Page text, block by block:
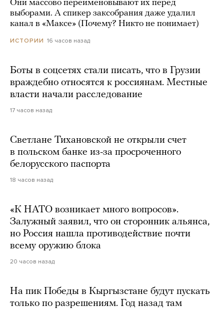
Они массово переименовывают их перед
выборами. А спикер заксобрания даже удалил
канал в «Максе» (Почему? Никто не понимает)
ИСТОРИИ 16 часов назад
Боты в соцсетях стали писать, что в Грузии
враждебно относятся к россиянам. Местные
власти начали расследование
17 часов назад
Светлане Тихановской не открыли счет
в польском банке из-за просроченного
белорусского паспорта
18 часов назад
«К НАТО возникает много вопросов».
Залужный заявил, что он сторонник альянса,
но Россия нашла противодействие почти
всему оружию блока
20 часов назад
На пик Победы в Кыргызстане будут пускать
только по разрешениям. Год назад там